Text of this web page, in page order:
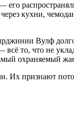
кухни,
Вулф долго
то, что не
охраняемый
Их признают